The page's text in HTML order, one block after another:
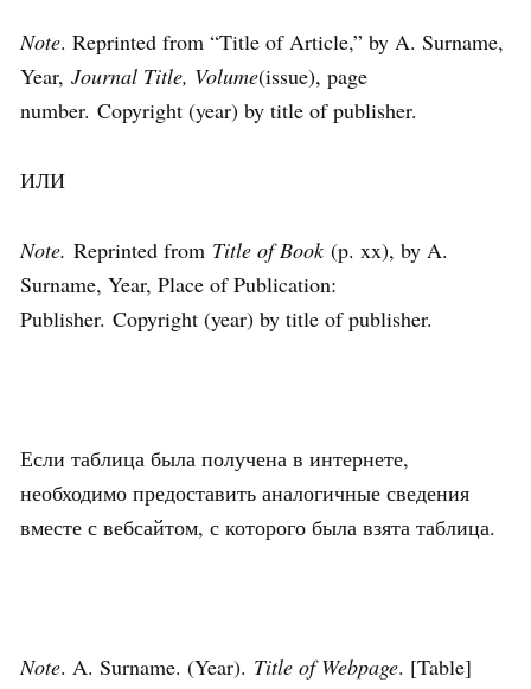
Note. Reprinted from “Title of Article,” by A. Surname,
Year, Journal Title, Volume(issue), page
number. Copyright (year) by title of publisher.
ИЛИ
Note. Reprinted from Title of Book (p. xx), by A.
Surname, Year, Place of Publication:
Publisher. Copyright (year) by title of publisher.
Если таблица была получена в интернете,
необходимо предоставить аналогичные сведения
вместе с вебсайтом, с которого была взята таблица.
Note. A. Surname. (Year). Title of Webpage. [Table]